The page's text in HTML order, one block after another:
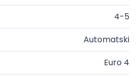
4-5
Automatski
Euro 4